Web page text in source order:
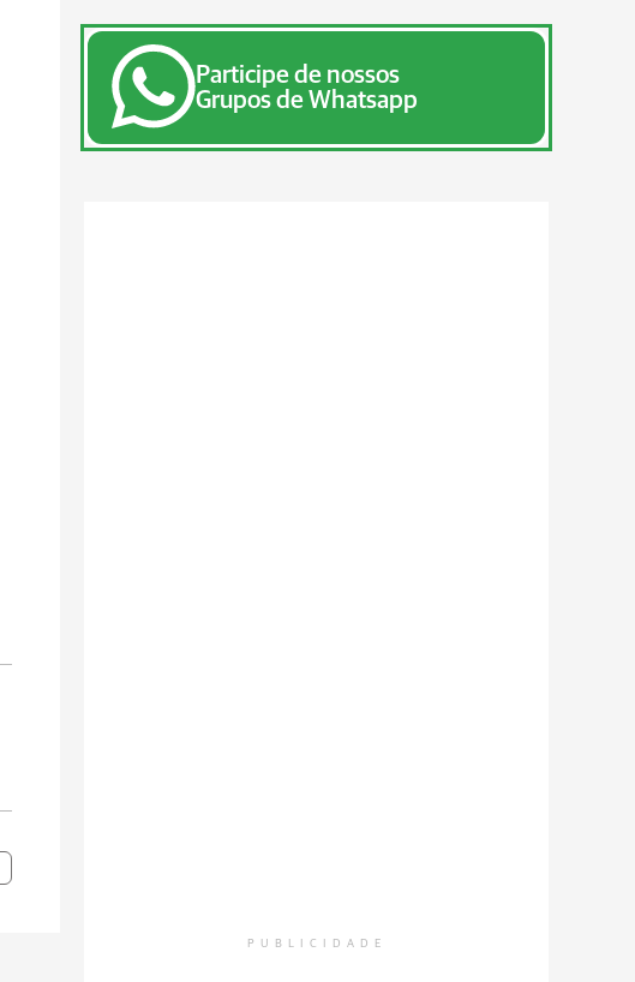
Participe de nossos
Grupos de Whatsapp
PUBLICIDADE